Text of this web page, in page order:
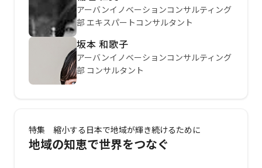
アーバンイノベーションコンサルティング
部 エキスパートコンサルタント
坂本 和歌子
アーバンイノベーションコンサルティング
部 コンサルタント
特集 縮小する日本で地域が輝き続けるために
地域の知恵で世界をつなぐ